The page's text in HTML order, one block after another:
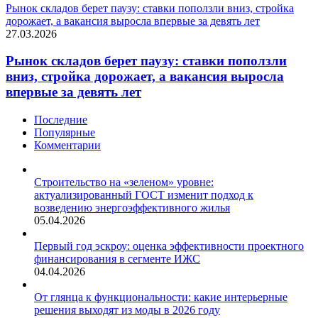
Рынок складов берет паузу: ставки поползли вниз, стройка
дорожает, а вакансия выросла впервые за девять лет
27.03.2026
Рынок складов берет паузу: ставки поползли
вниз, стройка дорожает, а вакансия выросла
впервые за девять лет
Последние
Популярные
Комментарии
Строительство на «зеленом» уровне:
актуализированный ГОСТ изменит подход к
возведению энергоэффективного жилья
05.04.2026
Первый год эскроу: оценка эффективности проектного
финансирования в сегменте ИЖС
04.04.2026
От глянца к функциональности: какие интерьерные
решения выходят из моды в 2026 году